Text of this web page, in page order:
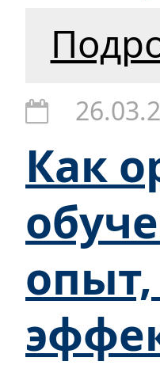
Как